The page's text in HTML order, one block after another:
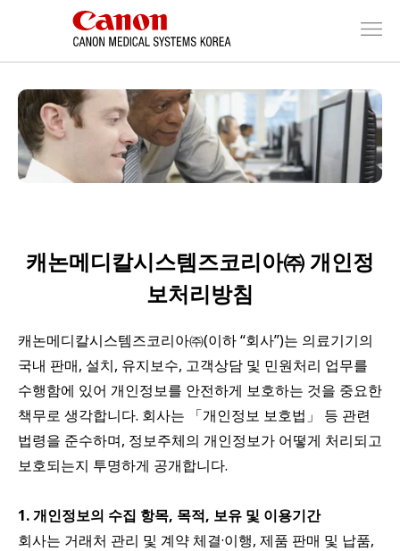
캐논메디칼시스템즈코리아㈜ 개인정
보처리방침
캐논메디칼시스템즈코리아㈜(이하 “회사”)는 의료기기의
국내 판매, 설치, 유지보수, 고객상담 및 민원처리 업무를
수행함에 있어 개인정보를 안전하게 보호하는 것을 중요한
책무로 생각합니다. 회사는 「개인정보 보호법」 등 관련
법령을 준수하며, 정보주체의 개인정보가 어떻게 처리되고
보호되는지 투명하게 공개합니다.
1. 개인정보의 수집 항목, 목적, 보유 및 이용기간
회사는 거래처 관리 및 계약 체결·이행, 제품 판매 및 납품,